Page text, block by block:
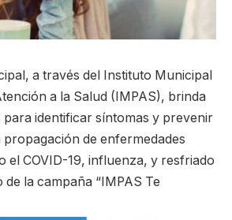
a través del Instituto Municipal
a la Salud (IMPAS), brinda
identificar síntomas y prevenir
de enfermedades
el COVID-19, influenza, y resfriado
la campaña “IMPAS Te